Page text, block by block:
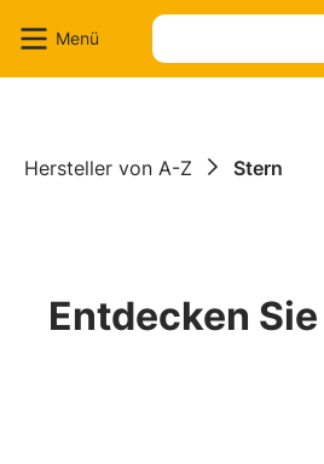
Zur Suche springen
Menü
Hersteller von A-Z Stern
Entdecken